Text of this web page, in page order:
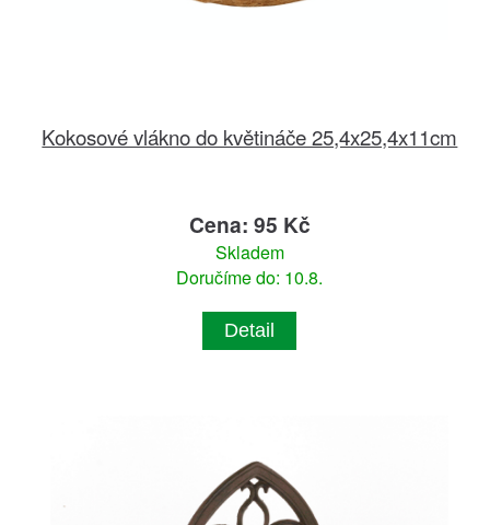
Kokosové vlákno do květináče 25,4x25,4x11cm
Cena: 95 Kč
Skladem
Doručíme do: 10.8.
Detail